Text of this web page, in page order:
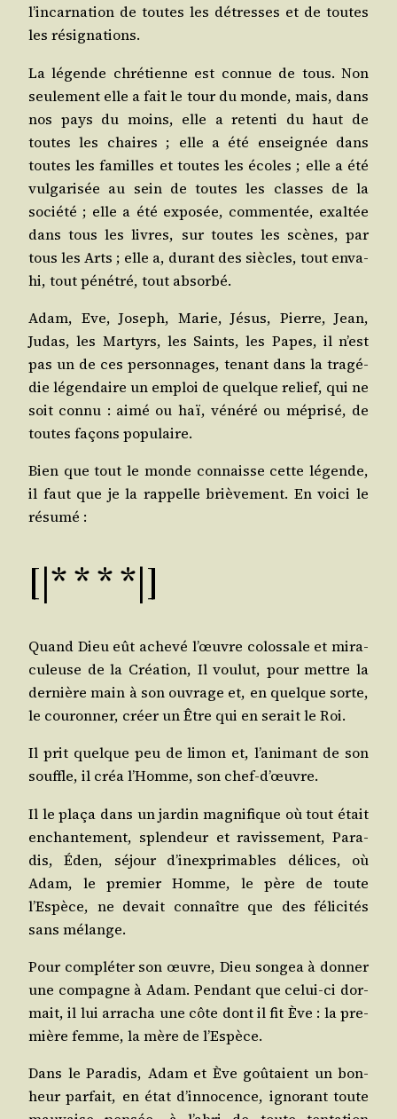
l’incarnation de toutes les détresses et de toutes
les résignations.
La légende chré­tienne est connue de tous. Non
seule­ment elle a fait le tour du monde, mais, dans
nos pays du moins, elle a reten­ti du haut de
toutes les chaires ; elle a été ensei­gnée dans
toutes les familles et toutes les écoles ; elle a été
vul­ga­ri­sée au sein de toutes les classes de la
socié­té ; elle a été expo­sée, com­men­tée, exal­tée
dans tous les livres, sur toutes les scènes, par
tous les Arts ; elle a, durant des siècles, tout enva­
hi, tout péné­tré, tout absorbé.
Adam, Eve, Joseph, Marie, Jésus, Pierre, Jean,
Judas, les Mar­tyrs, les Saints, les Papes, il n’est
pas un de ces per­son­nages, tenant dans la tra­gé­
die légen­daire un emploi de quelque relief, qui ne
soit connu : aimé ou haï, véné­ré ou mépri­sé, de
toutes façons populaire.
Bien que tout le monde connaisse cette légende,
il faut que je la rap­pelle briè­ve­ment. En voi­ci le
résumé :
[|* * * *|]
Quand Dieu eût ache­vé l’œuvre colos­sale et mira­
cu­leuse de la Créa­tion, Il vou­lut, pour mettre la
der­nière main à son ouvrage et, en quelque sorte,
le cou­ron­ner, créer un Être qui en serait le Roi.
Il prit quelque peu de limon et, l’animant de son
souffle, il créa l’Homme, son chef‑d’œuvre.
Il le pla­ça dans un jar­din magni­fique où tout était
enchan­te­ment, splen­deur et ravis­se­ment, Para­
dis, Éden, séjour d’inexprimables délices, où
Adam, le pre­mier Homme, le père de toute
l’Espèce, ne devait connaître que des féli­ci­tés
sans mélange.
Pour com­plé­ter son œuvre, Dieu son­gea à don­ner
une com­pagne à Adam. Pen­dant que celui-ci dor­
mait, il lui arra­cha une côte dont il fit Ève : la pre­
mière femme, la mère de l’Espèce.
Dans le Para­dis, Adam et Ève goû­taient un bon­
heur par­fait, en état d’innocence, igno­rant toute